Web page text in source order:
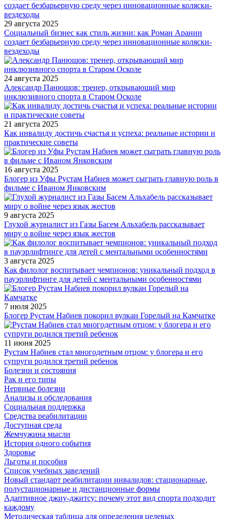
29 августа 2025
Социальный бизнес как стиль жизни: как Роман Аранин
создает безбарьерную среду через инновационные коляски-
вездеходы
24 августа 2025
Александр Панюшов: тренер, открывающий мир
инклюзивного спорта в Старом Осколе
21 августа 2025
Как инвалиду достичь счастья и успеха: реальные истории и
практические советы
16 августа 2025
Блогер из Уфы Рустам Набиев может сыграть главную роль в
фильме с Иваном Янковским
9 августа 2025
Глухой журналист из Газы Басем Альхабель рассказывает
миру о войне через язык жестов
3 августа 2025
Как филолог воспитывает чемпионов: уникальный подход в
пауэрлифтинге для детей с ментальными особенностями
7 июля 2025
Блогер Рустам Набиев покорил вулкан Горелый на Камчатке
11 июня 2025
Рустам Набиев стал многодетным отцом: у блогера и его
супруги родился третий ребенок
Болезни и состояния
Рак и его типы
Нервные болезни
Анализы и обследования
Социальная поддержка
Средства реабилитации
Доступная среда
Жемчужина мысли
История одного события
Здоровье
Льготы и пособия
Список учебных заведений
Новый стандарт реабилитации инвалидов: стационарные,
полустационарные и дистанционные формы
Адаптивное джиу-джитсу: почему этот вид спорта подходит
каждому
Методическая таблица для определения целевых